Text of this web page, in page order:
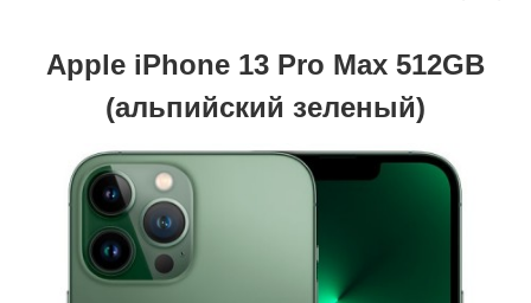
Apple iPhone 13 Pro Max 512GB
(альпийский зеленый)